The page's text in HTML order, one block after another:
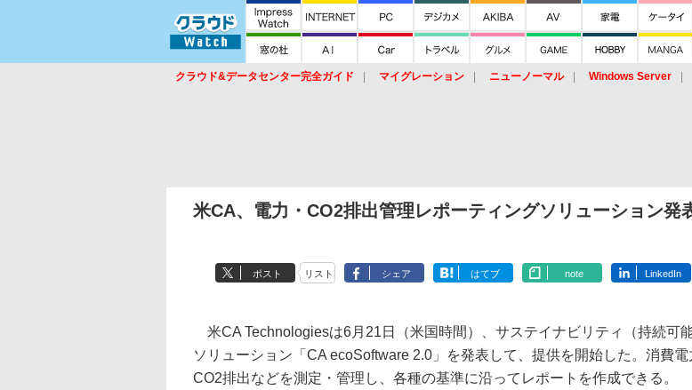
クラウド&データセンター完全ガイド マイグレーション ニューノーマル Windows Server
米CA、電力・CO2排出管理レポーティングソリューション発
ポスト リスト シェア はてブ note LinkedIn
米CA Technologiesは6月21日（米国時間）、サステイナビリティ（持続可能
ソリューション「CA ecoSoftware 2.0」を発表して、提供を開始した。消費電
CO2排出などを測定・管理し、各種の基準に沿ってレポートを作成できる。